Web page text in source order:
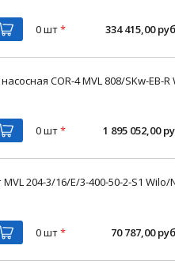
0 шт* 334 415,00
COR-4 MVL 808/SKw-EB-R
0 шт* 1 895 052,00
204-3/16/E/3-400-50-2-S1 Wilo/
0 шт* 70 787,00